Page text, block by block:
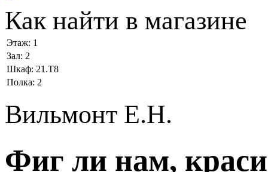
Как найти в магазине
Этаж: 1
Зал: 2
Шкаф: 21.Т8
Полка: 2
Вильмонт Е.Н.
Фиг ли нам,